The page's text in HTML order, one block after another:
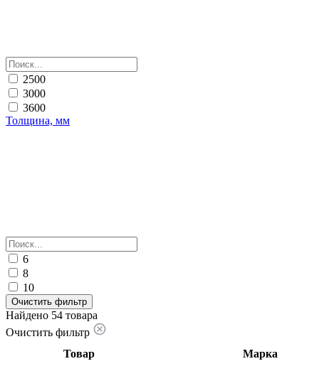
2500
3000
3600
Толщина, мм
6
8
10
Очистить фильтр
Найдено 54 товара
Очистить фильтр
Товар
Марка